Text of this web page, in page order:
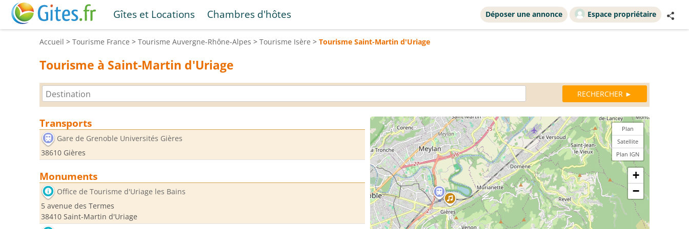
Gîtes et Locations Chambres d'hôtes Déposer une annonce Espace propriétaire
Accueil > Tourisme France > Tourisme Auvergne-Rhône-Alpes > Tourisme Isère > Tourisme Saint-Martin d'Uriage
Tourisme à Saint-Martin d'Uriage
Transports
Gare de Grenoble Universités Gières
38610 Gières
Monuments
Office de Tourisme d'Uriage les Bains
5 avenue des Termes
38410 Saint-Martin d'Uriage
Plan
Satellite
Plan IGN
+
−